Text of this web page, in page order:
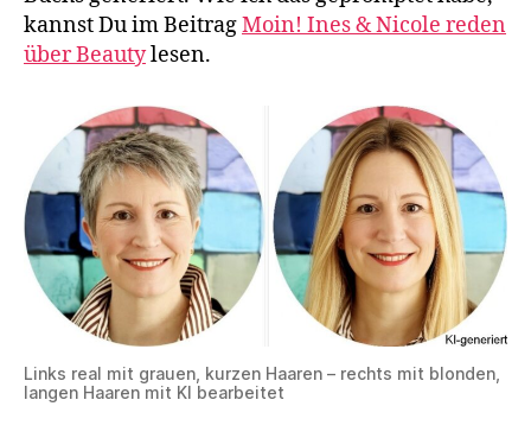
kannst Du im BeitragMoin! Ines & Nicole reden
über Beautylesen.
Links real mit grauen, kurzen Haaren – rechts mit blonden,
langen Haaren mit KI bearbeitet